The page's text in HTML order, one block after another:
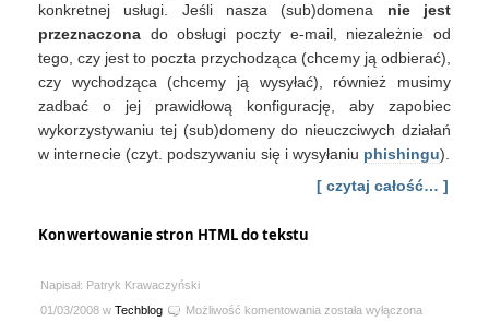
konkretnej usługi. Jeśli nasza (sub)domena nie jest
przeznaczona do obsługi poczty e-mail, niezależnie od
tego, czy jest to poczta przychodząca (chcemy ją odbierać),
czy wychodząca (chcemy ją wysyłać), również musimy
zadbać o jej prawidłową konfigurację, aby zapobiec
wykorzystywaniu tej (sub)domeny do nieuczciwych działań
w internecie (czyt. podszywaniu się i wysyłaniu phishingu).
[ czytaj całość… ]
Konwertowanie stron HTML do tekstu
Napisał: Patryk Krawaczyński
01/03/2008 w Techblog Możliwość komentowania Konwertowanie
została wyłączona